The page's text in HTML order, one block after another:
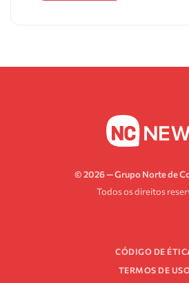
© 2026 — Grupo Norte de
Todos os direitos
CÓDIGO DE
TERMOS DE